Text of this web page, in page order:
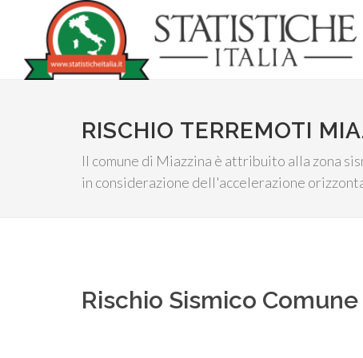
RISCHIO TERREMOTI
Il comune di Miazzina è attribuito alla zona
in considerazione dell'accelerazione
Rischio Sismico Comune